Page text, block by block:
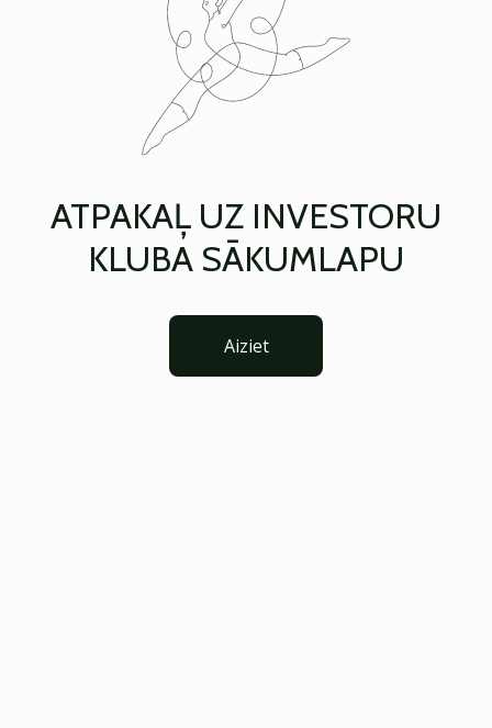
ATPAKAĻ UZ INVESTORU
KLUBA SĀKUMLAPU
Aiziet